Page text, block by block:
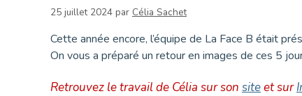
25 juillet 2024 par Célia Sachet
Cette année encore, l’équipe de La Face B était
On vous a préparé un retour en images de ces 5
Retrouvez le travail de Célia sur son siteet sur